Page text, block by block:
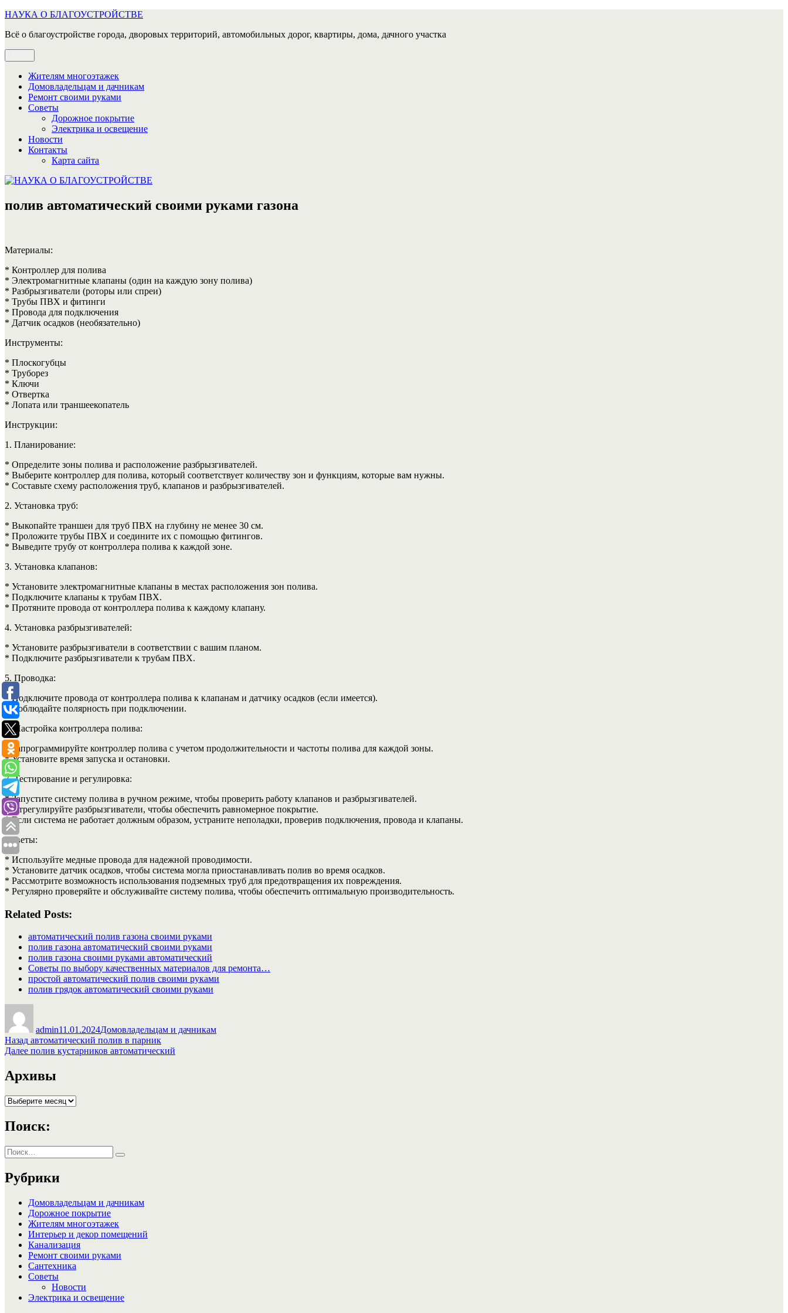
Перейти
содержимому
НАУКА О БЛАГОУСТРОЙСТВЕ
Всё о благоустройстве города, дворовых территорий, автомобильных дорог, квартиры, дома, дачного участка
Жителям многоэтажек
Домовладельцам и дачникам
Ремонт своими руками
Советы
Дорожное покрытие
Электрика и освещение
Новости
Контакты
Карта сайта
полив автоматический своими руками газона
Материалы:
* Контроллер для полива
* Электромагнитные клапаны (один на каждую зону полива)
* Разбрызгиватели (роторы или спреи)
* Трубы ПВХ и фитинги
* Провода для подключения
* Датчик осадков (необязательно)
Инструменты:
* Плоскогубцы
* Труборез
* Ключи
* Отвертка
* Лопата или траншеекопатель
Инструкции:
1. Планирование:
* Определите зоны полива и расположение разбрызгивателей.
* Выберите контроллер для полива, который соответствует количеству зон и функциям, которые вам нужны.
* Составьте схему расположения труб, клапанов и разбрызгивателей.
2. Установка труб:
* Выкопайте траншеи для труб ПВХ на глубину не менее 30 см.
* Проложите трубы ПВХ и соедините их с помощью фитингов.
* Выведите трубу от контроллера полива к каждой зоне.
3. Установка клапанов:
* Установите электромагнитные клапаны в местах расположения зон полива.
* Подключите клапаны к трубам ПВХ.
* Протяните провода от контроллера полива к каждому клапану.
4. Установка разбрызгивателей:
* Установите разбрызгиватели в соответствии с вашим планом.
* Подключите разбрызгиватели к трубам ПВХ.
5. Проводка:
* Подключите провода от контроллера полива к клапанам и датчику осадков (если имеется).
* Соблюдайте полярность при подключении.
6. Настройка контроллера полива:
* Запрограммируйте контроллер полива с учетом продолжительности и частоты полива для каждой зоны.
* Установите время запуска и остановки.
7. Тестирование и регулировка:
* Запустите систему полива в ручном режиме, чтобы проверить работу клапанов и разбрызгивателей.
* Отрегулируйте разбрызгиватели, чтобы обеспечить равномерное покрытие.
* Если система не работает должным образом, устраните неполадки, проверив подключения, провода и клапаны.
Советы:
* Используйте медные провода для надежной проводимости.
* Установите датчик осадков, чтобы система могла приостанавливать полив во время осадков.
* Рассмотрите возможность использования подземных труб для предотвращения их повреждения.
* Регулярно проверяйте и обслуживайте систему полива, чтобы обеспечить оптимальную производительность.
Related Posts:
автоматический полив газона своими руками
полив газона автоматический своими руками
полив газона своими руками автоматический
Советы по выбору качественных материалов для ремонта…
простой автоматический полив своими руками
полив грядок автоматический своими руками
admin11.01.2024Домовладельцам и дачникам
Навигация
по
записям
Назад Предыдущая
запись:
автоматический полив в парник
Далее Следующая
полив кустарников автоматический
Архивы
Архивы
Поиск:
Искать:
Поиск
Рубрики
Домовладельцам и дачникам
Дорожное покрытие
Жителям многоэтажек
Интерьер и декор помещений
Канализация
Ремонт своими руками
Сантехника
Советы
Новости
Электрика и освещение